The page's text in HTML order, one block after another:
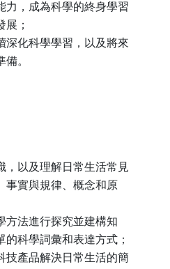
力，成為科學的終身學習
展；
深化科學學習，以及將來
備。
，以及理解日常生活常見
事實與規律、概念和原
方法進行探究並建構知
的科學詞彙和表達方式；
技產品解決日常生活的簡